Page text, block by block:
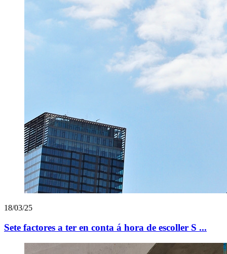
18/03/25
Sete factores a ter en conta á hora de escoller S ...